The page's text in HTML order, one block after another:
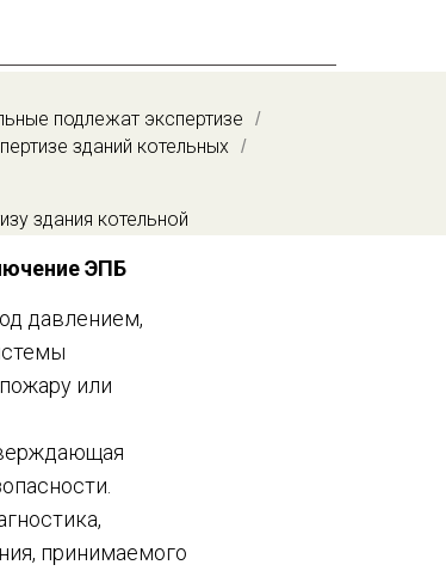
подлежат экспертизе /
зданий котельных /
здания котельной
ЭПБ
давлением,
или
принимаемого